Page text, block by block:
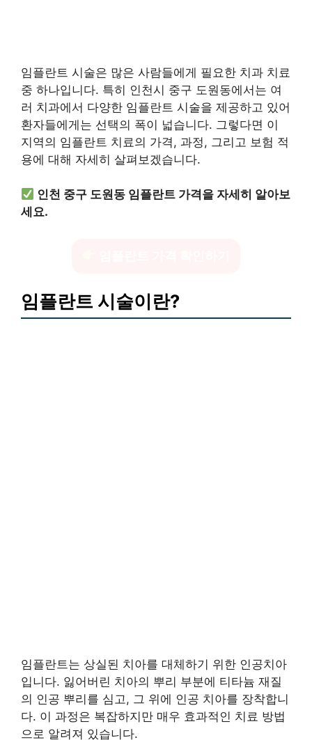
임플란트 시술은 많은 사람들에게 필요한 치과 치료
중 하나입니다. 특히 인천시 중구 도원동에서는 여
러 치과에서 다양한 임플란트 시술을 제공하고 있어
환자들에게는 선택의 폭이 넓습니다. 그렇다면 이
지역의 임플란트 치료의 가격, 과정, 그리고 보험 적
용에 대해 자세히 살펴보겠습니다.
인천 중구 도원동 임플란트 가격을 자세히 알아보
세요.
임플란트 시술이란?
임플란트는 상실된 치아를 대체하기 위한 인공치아
입니다. 잃어버린 치아의 뿌리 부분에 티타늄 재질
의 인공 뿌리를 심고, 그 위에 인공 치아를 장착합니
다. 이 과정은 복잡하지만 매우 효과적인 치료 방법
으로 알려져 있습니다.